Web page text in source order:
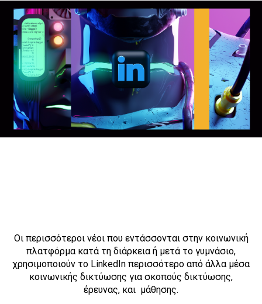
Οι περισσότεροι νέοι που εντάσσονται στην κοινωνική
πλατφόρμα κατά τη διάρκεια ή μετά το γυμνάσιο,
χρησιμοποιούν το LinkedIn περισσότερο από άλλα μέσα
κοινωνικής δικτύωσης για σκοπούς δικτύωσης,
έρευνας, και μάθησης.